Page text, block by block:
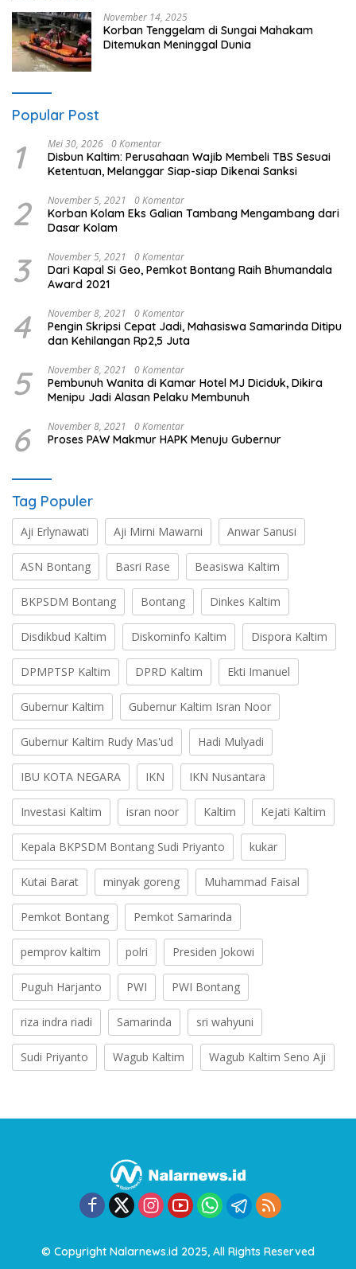
November 14, 2025
Korban Tenggelam di Sungai Mahakam
Ditemukan Meninggal Dunia
Popular Post
1 Mei 30, 2026 0 Komentar
Disbun Kaltim: Perusahaan Wajib Membeli TBS Sesuai
Ketentuan, Melanggar Siap-siap Dikenai Sanksi
2 November 5, 2021 0 Komentar
Korban Kolam Eks Galian Tambang Mengambang dari
Dasar Kolam
3 November 5, 2021 0 Komentar
Dari Kapal Si Geo, Pemkot Bontang Raih Bhumandala
Award 2021
4 November 8, 2021 0 Komentar
Pengin Skripsi Cepat Jadi, Mahasiswa Samarinda Ditipu
dan Kehilangan Rp2,5 Juta
5 November 8, 2021 0 Komentar
Pembunuh Wanita di Kamar Hotel MJ Diciduk, Dikira
Menipu Jadi Alasan Pelaku Membunuh
6 November 8, 2021 0 Komentar
Proses PAW Makmur HAPK Menuju Gubernur
Tag Populer
Aji Erlynawati Aji Mirni Mawarni Anwar Sanusi
ASN Bontang Basri Rase Beasiswa Kaltim
BKPSDM Bontang Bontang Dinkes Kaltim
Disdikbud Kaltim Diskominfo Kaltim Dispora Kaltim
DPMPTSP Kaltim DPRD Kaltim Ekti Imanuel
Gubernur Kaltim Gubernur Kaltim Isran Noor
Gubernur Kaltim Rudy Mas'ud Hadi Mulyadi
IBU KOTA NEGARA IKN IKN Nusantara
Investasi Kaltim isran noor Kaltim Kejati Kaltim
Kepala BKPSDM Bontang Sudi Priyanto kukar
Kutai Barat minyak goreng Muhammad Faisal
Pemkot Bontang Pemkot Samarinda
pemprov kaltim polri Presiden Jokowi
Puguh Harjanto PWI PWI Bontang
riza indra riadi Samarinda sri wahyuni
Sudi Priyanto Wagub Kaltim Wagub Kaltim Seno Aji
© Copyright Nalarnews.id 2025, All Rights Reserved